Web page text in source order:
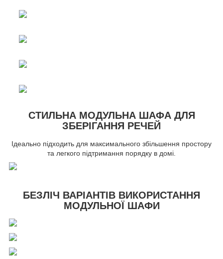
СТИЛЬНА МОДУЛЬНА ШАФА ДЛЯ
ЗБЕРІГАННЯ РЕЧЕЙ
Ідеально підходить для максимального збільшення простору
та легкого підтримання порядку в домі.
БЕЗЛІЧ ВАРІАНТІВ ВИКОРИСТАННЯ
МОДУЛЬНОЇ ШАФИ